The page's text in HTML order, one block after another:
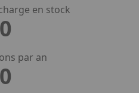
en stock
0
par an
0